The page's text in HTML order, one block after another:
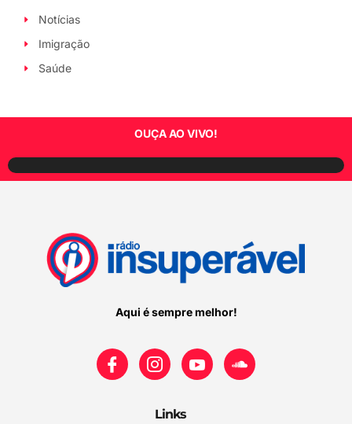
Notícias
Imigração
Saúde
OUÇA AO VIVO!
Aqui é sempre melhor!
Links